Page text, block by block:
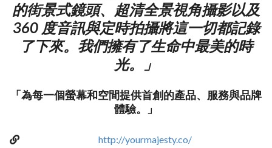
的街景式鏡頭、超清全景視角攝影以及
360 度音訊與定時拍攝將這一切都記錄
了下來。我們擁有了生命中最美的時
光。」
「為每一個螢幕和空間提供首創的產品、服務與品牌
體驗。」
http://yourmajesty.co/